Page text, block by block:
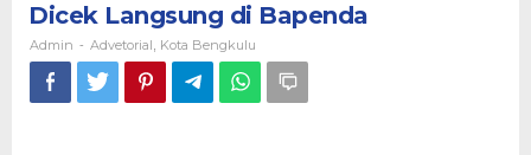
Dicek Langsung di Bapenda
Admin - Advetorial Kota Bengkulu